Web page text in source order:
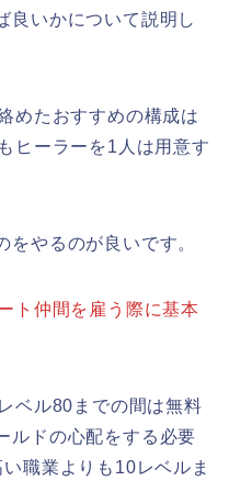
良いかについて説明し
めたおすすめの構成は
ヒーラーを1人は用意す
をやるのが良いです。
ト仲間を雇う際に基本
ベル80までの間は無料
ルドの心配をする必要
職業よりも10レベルま